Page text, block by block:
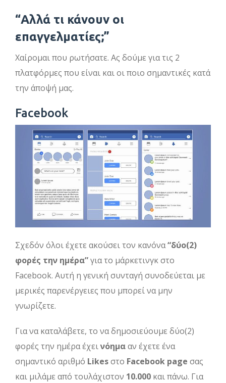
“Αλλά τι κάνουν οι
επαγγελματίες;”
Χαίρομαι που ρωτήσατε. Ας δούμε για τις 2
πλατφόρμες που είναι και οι ποιο σημαντικές κατά
την άποψή μας.
Facebook
Σχεδόν όλοι έχετε ακούσει τον κανόνα“δύο(2)
φορές την ημέρα”για το μάρκετινγκ στο
Facebook. Αυτή η γενική συνταγή συνοδεύεται με
μερικές παρενέργειες που μπορεί να μην
γνωρίζετε.
Για να καταλάβετε, το να δημοσιεύουμε δύο(2)
φορές την ημέρα έχεινόημααν έχετε ένα
σημαντικό αριθμό Likesστο Facebook page σας
και μιλάμε από τουλάχιστον 10.000 και πάνω. Για